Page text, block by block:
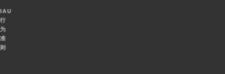
IAU
行
为
准
则